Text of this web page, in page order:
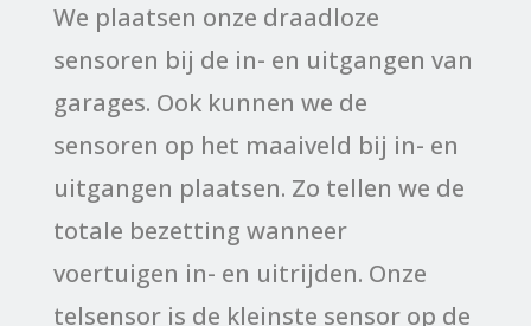
We plaatsen onze draadloze
sensoren bij de in- en uitgangen van
garages. Ook kunnen we de
sensoren op het maaiveld bij in- en
uitgangen plaatsen. Zo tellen we de
totale bezetting wanneer
voertuigen in- en uitrijden. Onze
telsensor is de kleinste sensor op de